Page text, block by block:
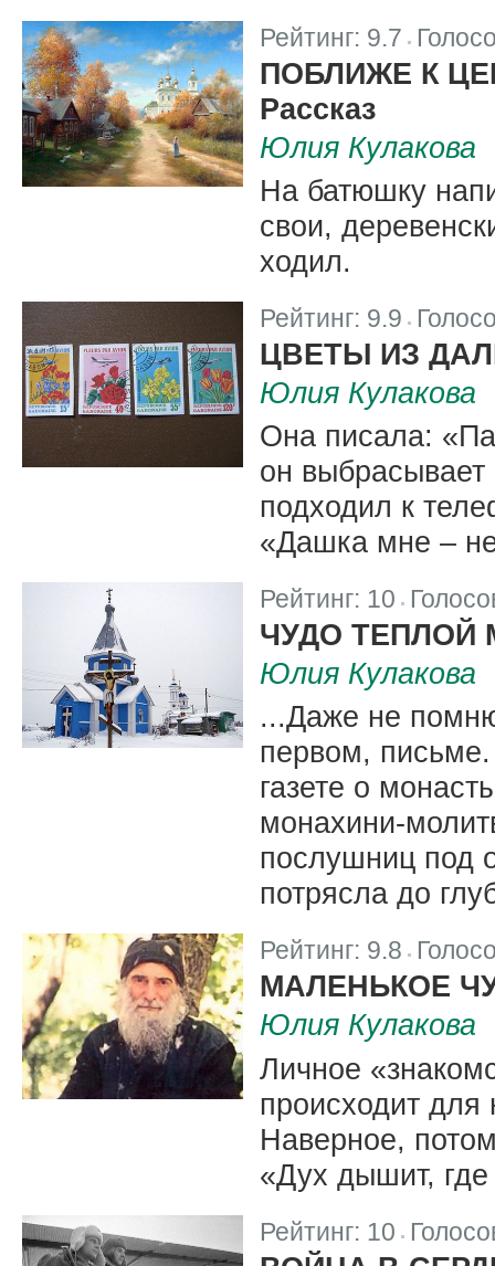
Рейтинг: 9.7
ПОБЛИЖЕ К
Рассказ
Юлия Кулакова
На батюшку
свои,
ходил.
Рейтинг: 9.9
ЦВЕТЫ ИЗ
Юлия Кулакова
Она писала:
он
подходил к
«Дашка мне –
Рейтинг: 10
ЧУДО ТЕПЛОЙ
Юлия Кулакова
...Даже не
первом, письме.
газете о
монахини-
послушниц под
потрясла до
Рейтинг: 9.8
МАЛЕНЬКОЕ
Юлия Кулакова
Личное
происходит
Наверное,
«Дух дышит, где
Рейтинг: 10 |